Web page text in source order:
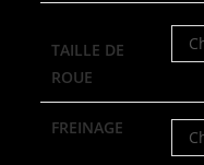
TAILLE DE
ROUE
FREINAGE